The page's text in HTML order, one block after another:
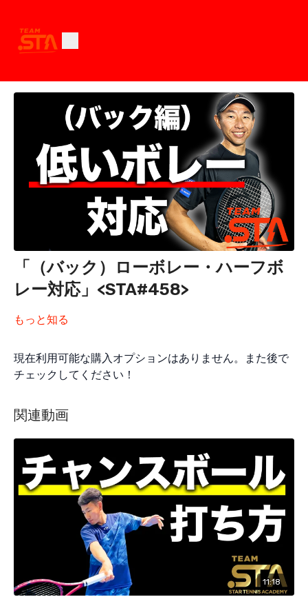
「（バック）ローボレー・ハーフボ
レー対応」<STA#458>
もっと知る
現在利用可能な購入オプションはありません。また後で
チェックしてください！
関連動画
11:18